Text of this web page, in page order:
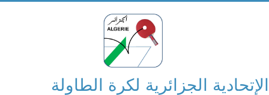
الإتحادية الجزائرية لكرة الطاولة